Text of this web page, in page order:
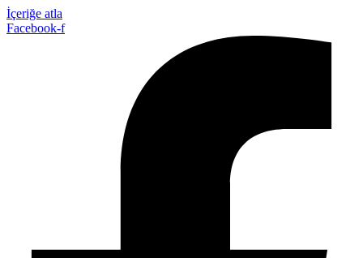
İçeriğe atla
Facebook-f